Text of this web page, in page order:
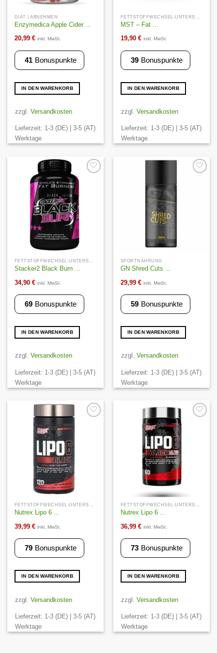
DIÄT | ABNEHMEN
Enzymedica Apple Cider ...
20,99 € inkl. MwSt.
41 Bonuspunkte
IN DEN WARENKORB
zzgl. Versandkosten
Lieferzeit: 1-3 (DE) | 3-5 (AT)
Werktage
MST – Fat ...
19,90 € inkl. MwSt.
39 Bonuspunkte
IN DEN WARENKORB
zzgl. Versandkosten
Lieferzeit: 1-3 (DE) | 3-5 (AT)
Werktage
Auf die
Wunschliste
Stacker2 Black Burn ...
34,90 € inkl. MwSt.
69 Bonuspunkte
IN DEN WARENKORB
zzgl. Versandkosten
Lieferzeit: 1-3 (DE) | 3-5 (AT)
Werktage
Wunschliste
SPORTNAHRUNG
GN Shred Cuts ...
29,99 € inkl. MwSt.
59 Bonuspunkte
IN DEN WARENKORB
zzgl. Versandkosten
Lieferzeit: 1-3 (DE) | 3-5 (AT)
Werktage
Wunschliste
Nutrex Lipo 6 ...
39,99 € inkl. MwSt.
79 Bonuspunkte
IN DEN WARENKORB
zzgl. Versandkosten
Lieferzeit: 1-3 (DE) | 3-5 (AT)
Werktage
Wunschliste
Nutrex Lipo 6 ...
36,99 € inkl. MwSt.
73 Bonuspunkte
IN DEN WARENKORB
zzgl. Versandkosten
Lieferzeit: 1-3 (DE) | 3-5 (AT)
Werktage